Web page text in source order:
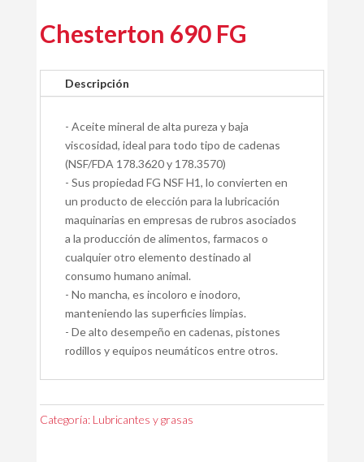
Chesterton 690 FG
Descripción
- Aceite mineral de alta pureza y baja
viscosidad, ideal para todo tipo de cadenas
(NSF/FDA 178.3620 y 178.3570)
- Sus propiedad FG NSF H1, lo convierten en
un producto de elección para la lubricación
maquinarias en empresas de rubros asociados
a la producción de alimentos, farmacos o
cualquier otro elemento destinado al
consumo humano animal.
- No mancha, es incoloro e inodoro,
manteniendo las superficies limpias.
- De alto desempeño en cadenas, pistones
rodillos y equipos neumáticos entre otros.
Categoría: Lubricantes y grasas